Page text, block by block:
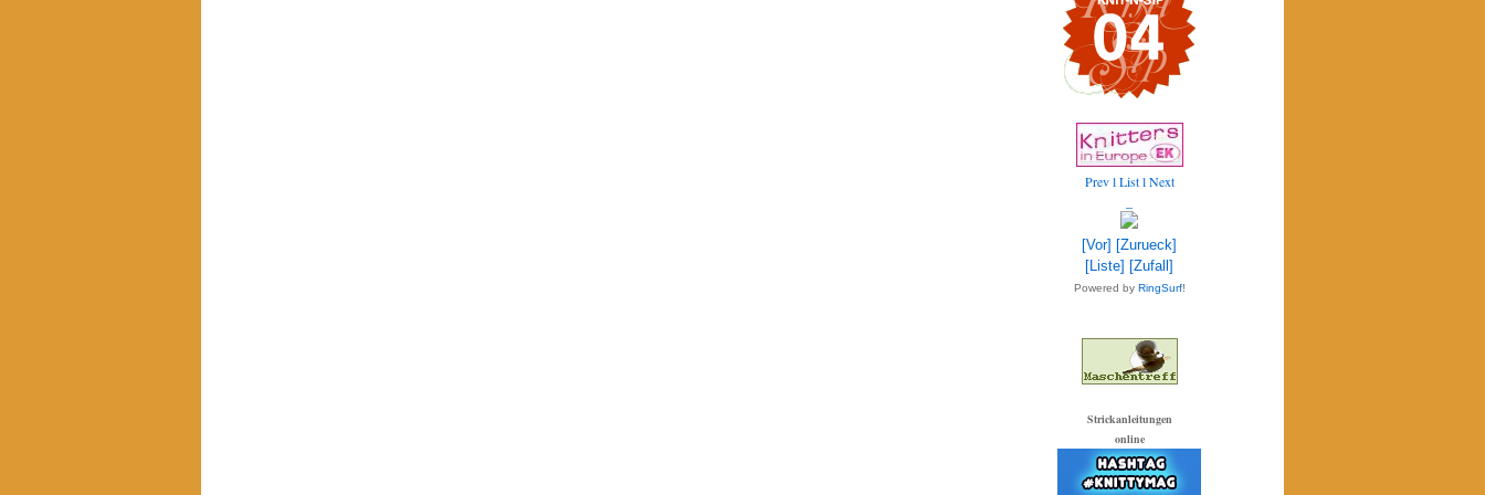
Prev l List lNext
[Vor] [Zurueck]
[Liste] [Zufall]
Powered by RingSurf!
Strickanleitungen
online